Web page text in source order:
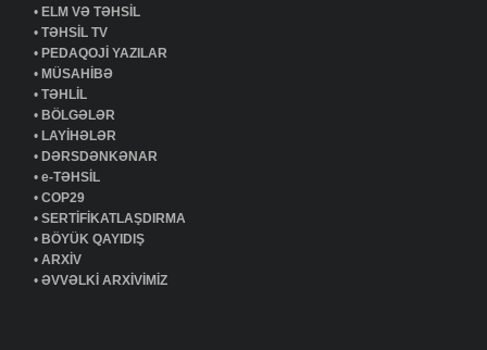
•ELM VƏ TƏHSİL
•TƏHSİL TV
•PEDAQOJİ YAZILAR
•MÜSAHİBƏ
•TƏHLİL
•BÖLGƏLƏR
•LAYİHƏLƏR
•DƏRSDƏNKƏNAR
•e-TƏHSİL
•COP29
•SERTİFİKATLAŞDIRMA
•BÖYÜK QAYIDIŞ
•ARXİV
•ƏVVƏLKİ ARXİVİMİZ